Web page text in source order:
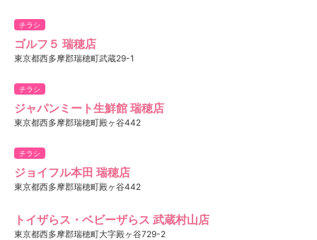
チラシ
ゴルフ５ 瑞穂店
東京都西多摩郡瑞穂町武蔵29-1
チラシ
ジャパンミート生鮮館 瑞穂店
東京都西多摩郡瑞穂町殿ヶ谷442
チラシ
ジョイフル本田 瑞穂店
東京都西多摩郡瑞穂町殿ヶ谷442
トイザらス・ベビーザらス 武蔵村山店
東京都西多摩郡瑞穂町大字殿ヶ谷729-2